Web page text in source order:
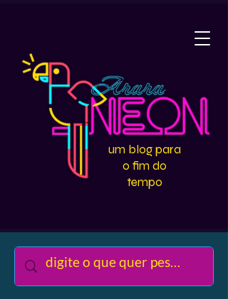
um blog para
o fim do
tempo